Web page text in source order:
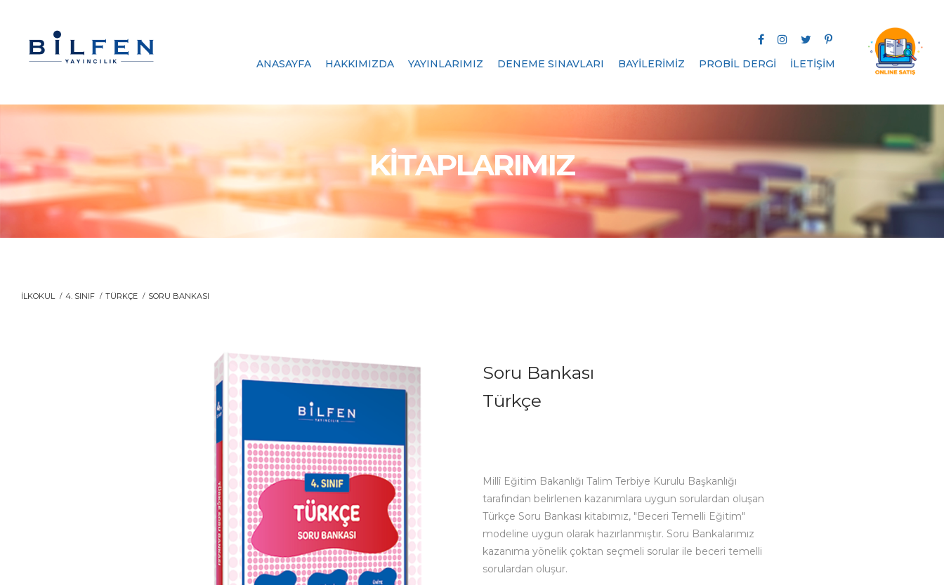
ANASAYFA HAKKIMIZDA YAYINLARIMIZ DENEME SINAVLARI BAYİLERİMİZ PROBİL DERGİ İLETİŞİM
KİTAPLARIMIZ
İLKOKUL 4. SINIF TÜRKÇE SORU BANKASI
Soru Bankası
Türkçe
Millî Eğitim Bakanlığı Talim Terbiye Kurulu Başkanlığı
tarafından belirlenen kazanımlara uygun sorulardan oluşan
Türkçe Soru Bankası kitabımız, "Beceri Temelli Eğitim"
modeline uygun olarak hazırlanmıştır. Soru Bankalarımız
kazanıma yönelik çoktan seçmeli sorular ile beceri temelli
sorulardan oluşur.